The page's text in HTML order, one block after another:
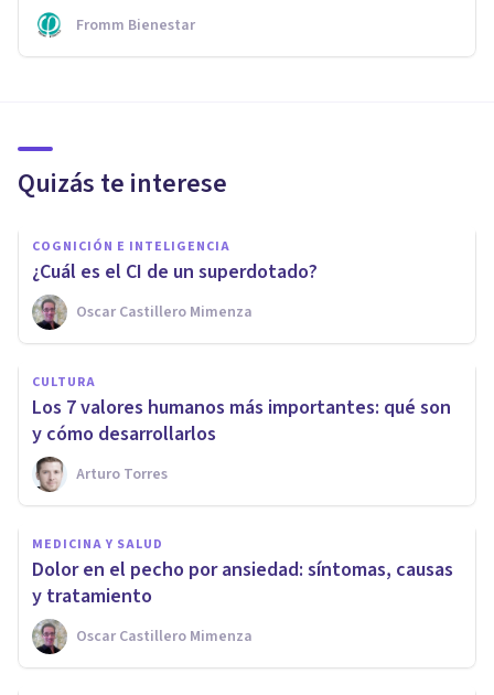
Fromm Bienestar
Quizás te interese
COGNICIÓN E INTELIGENCIA
¿Cuál es el CI de un superdotado?
Oscar Castillero Mimenza
CULTURA
Los 7 valores humanos más importantes: qué son
y cómo desarrollarlos
Arturo Torres
MEDICINA Y SALUD
Dolor en el pecho por ansiedad: síntomas, causas
y tratamiento
Oscar Castillero Mimenza